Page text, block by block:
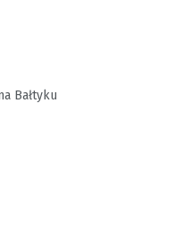
Bałtyku